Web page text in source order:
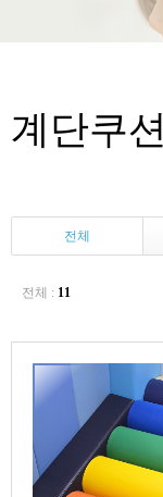
계단쿠션
전체
전체 : 11